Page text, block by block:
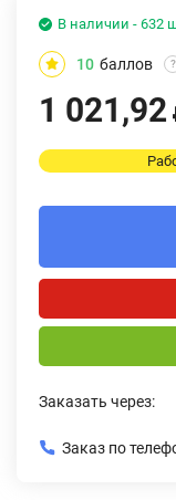
В наличии - 632
10 баллов ?
1 021,92
Заказать через:
Заказ по